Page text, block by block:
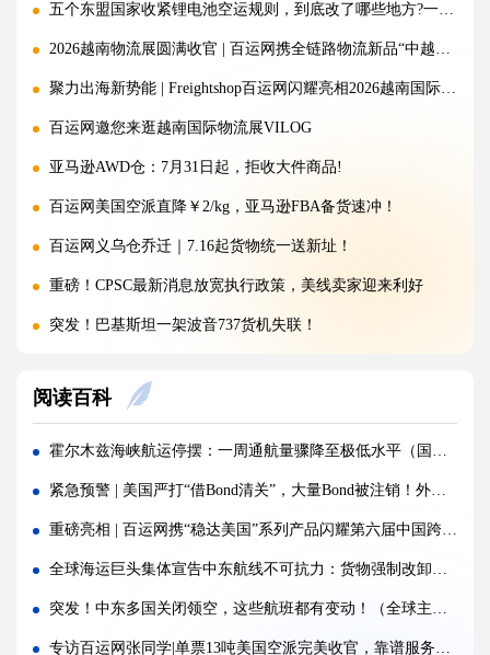
五个东盟国家收紧锂电池空运规则，到底改了哪些地方?一文讲清!
2026越南物流展圆满收官 | 百运网携全链路物流新品“中越美专线”强势出圈！
聚力出海新势能 | Freightshop百运网闪耀亮相2026越南国际物流展
百运网邀您来逛越南国际物流展VILOG
亚马逊AWD仓：7月31日起，拒收大件商品!
百运网美国空派直降￥2/kg，亚马逊FBA备货速冲！
百运网义乌仓乔迁｜7.16起货物统一送新址！
重磅！CPSC最新消息放宽执行政策，美线卖家迎来利好
突发！巴基斯坦一架波音737货机失联！
海运价格九连涨，外贸企业称一周一涨扛不住!
警报!美国海关连发四道“封杀令”，你的货还能顺利进美国吗?
百运网邀您来上海双年展逛展领钱啦！
百运网端午假期不打烊，各仓收发货安排速看！
高光时刻 | 百运网携“稳达美国”系列产品闪耀亮相2026赛狐ERP跨境AI增长峰会
疯涨!海运巨头集体抬价，欧线一舱难求!外贸人如何破局？
蓄势扩容，焕新启航 | 百运网32000㎡全新标准化仓库正式启用！
阅读百科
霍尔木兹海峡航运停摆：一周通航量骤降至极低水平（国际海运新闻资讯）
紧急预警 | 美国严打“借Bond清关”，大量Bond被注销！外贸人保命指南速存
重磅亮相 | 百运网携“稳达美国”系列产品闪耀第六届中国跨境电商交易会，新客免单福利来袭！
全球海运巨头集体宣告中东航线不可抗力：货物强制改卸，费用与风险全由货主承担
突发！中东多国关闭领空，这些航班都有变动！（全球主要航班调整一览）
专访百运网张同学|单票13吨美国空派完美收官，靠谱服务铸就客户信任